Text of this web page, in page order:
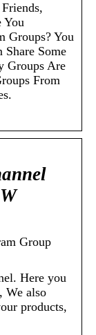
You
Groups? You
Some
Groups Are
From
Group
Here you
We also
products,